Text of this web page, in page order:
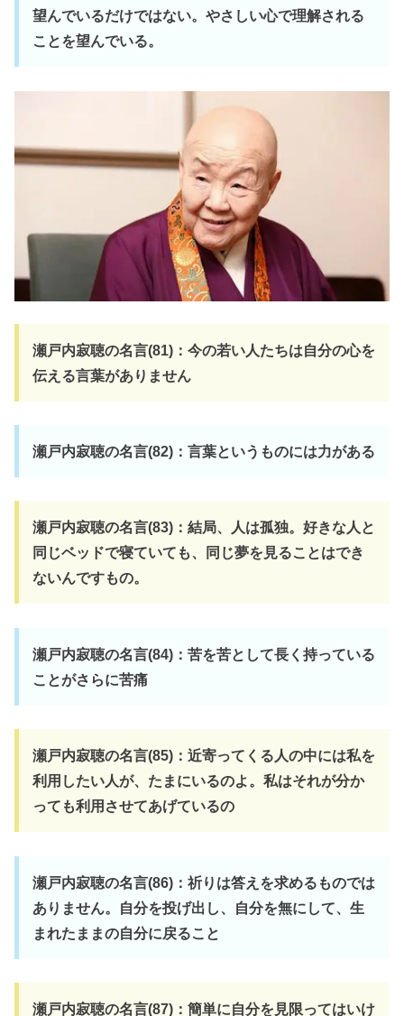
望んでいるだけではない。やさしい心で理解される
ことを望んでいる。
瀬戸内寂聴の名言(81)：今の若い人たちは自分の心を
伝える言葉がありません
瀬戸内寂聴の名言(82)：言葉というものには力がある
瀬戸内寂聴の名言(83)：結局、人は孤独。好きな人と
同じベッドで寝ていても、同じ夢を見ることはでき
ないんですもの。
瀬戸内寂聴の名言(84)：苦を苦として長く持っている
ことがさらに苦痛
瀬戸内寂聴の名言(85)：近寄ってくる人の中には私を
利用したい人が、たまにいるのよ。私はそれが分か
っても利用させてあげているの
瀬戸内寂聴の名言(86)：祈りは答えを求めるものでは
ありません。自分を投げ出し、自分を無にして、生
まれたままの自分に戻ること
瀬戸内寂聴の名言(87)：簡単に自分を見限ってはいけ